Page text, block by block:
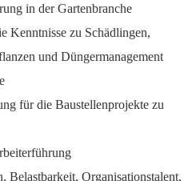
in der Gartenbranche
Kenntnisse zu Schädlingen,
und Düngermanagement
für die Baustellenprojekte zu
Belastbarkeit, Organisationstalent,